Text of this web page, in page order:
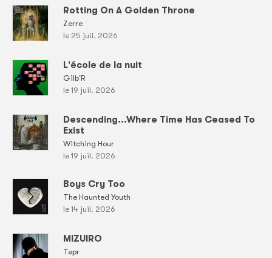
Rotting On A Golden Throne
Zerre
le 25 juil. 2026
L'école de la nuit
Gilb'R
le 19 juil. 2026
Descending...Where Time Has Ceased To
Exist
Witching Hour
le 19 juil. 2026
Boys Cry Too
The Haunted Youth
le 14 juil. 2026
MIZUIRO
Tepr